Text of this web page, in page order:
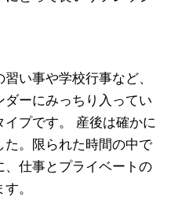
い事や学校行事など、
ーにみっちり入ってい
プです。 産後は確かに
。限られた時間の中で
仕事とプライベートの
。